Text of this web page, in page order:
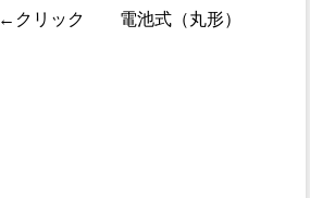
←クリック 電池式（丸形）